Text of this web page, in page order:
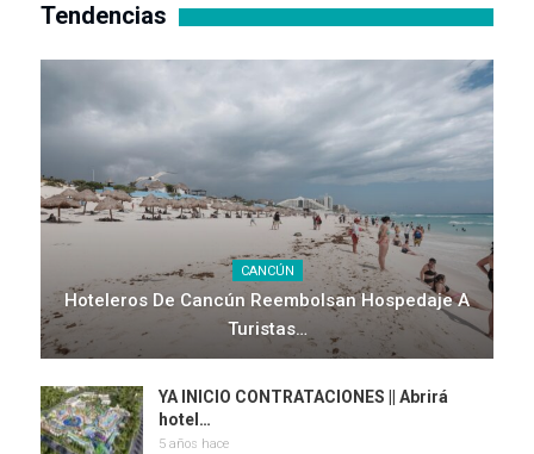
Tendencias
CANCÚN
Hoteleros De Cancún Reembolsan Hospedaje A
Turistas…
YA INICIO CONTRATACIONES || Abrirá
hotel…
5 años hace